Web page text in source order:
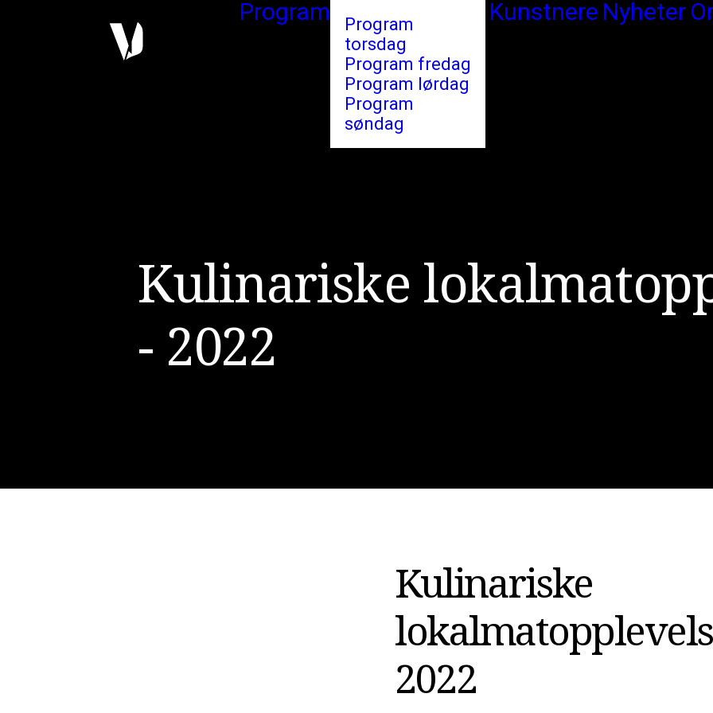
Program
Program
torsdag
Program fredag
Program lørdag
Program
søndag
Kunstnere Nyheter
Kulinariske lokalmatop
- 2022
Kulinariske
2022